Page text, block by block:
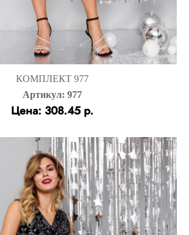
КОМПЛЕКТ 977
Артикул: 977
Цена: 308.45 р.